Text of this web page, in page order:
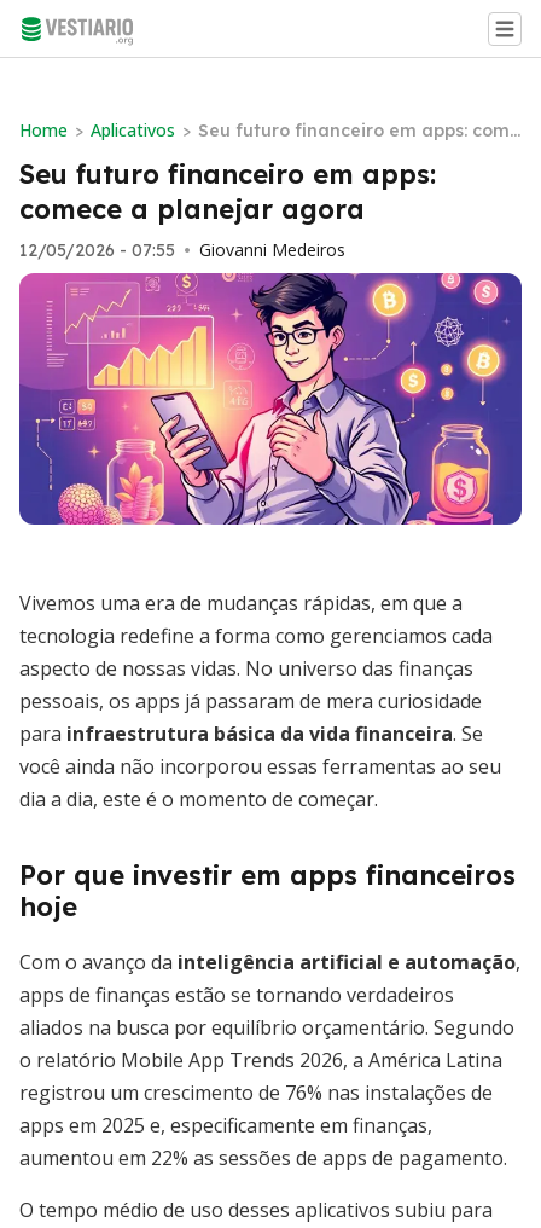
Home > Aplicativos > Seu futuro financeiro em apps: come
ce a planejar agora
Seu futuro financeiro em apps:
comece a planejar agora
12/05/2026 - 07:55 • Giovanni Medeiros
Vivemos uma era de mudanças rápidas, em que a
tecnologia redefine a forma como gerenciamos cada
aspecto de nossas vidas. No universo das finanças
pessoais, os apps já passaram de mera curiosidade
para infraestrutura básica da vida financeira. Se
você ainda não incorporou essas ferramentas ao seu
dia a dia, este é o momento de começar.
Por que investir em apps financeiros
hoje
Com o avanço da inteligência artificial e automação,
apps de finanças estão se tornando verdadeiros
aliados na busca por equilíbrio orçamentário. Segundo
o relatório Mobile App Trends 2026, a América Latina
registrou um crescimento de 76% nas instalações de
apps em 2025 e, especificamente em finanças,
aumentou em 22% as sessões de apps de pagamento.
O tempo médio de uso desses aplicativos subiu para